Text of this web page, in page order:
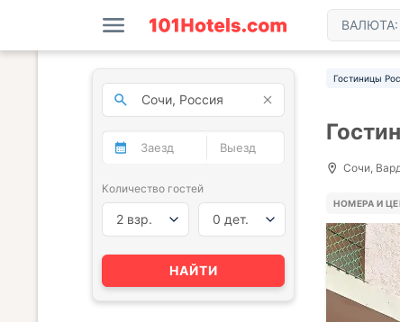
ВАЛЮТА:
Гостиницы
Сочи,
НОМЕРА И
Количество гостей
2 взр. 0 дет.
НАЙТИ